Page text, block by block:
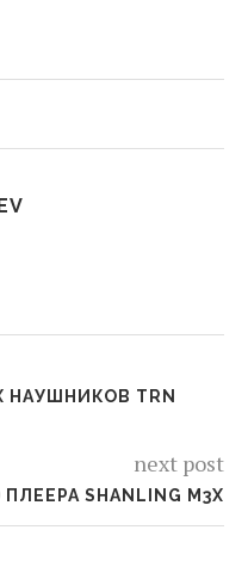
TRN
next post
SHANLING M3X